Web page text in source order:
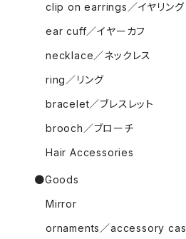
clip on earrings／イヤリング
ear cuff／イヤーカフ
necklace／ネックレス
ring／リング
bracelet／ブレスレット
brooch／ブローチ
Hair Accessories
●Goods
Mirror
ornaments／accessory cas